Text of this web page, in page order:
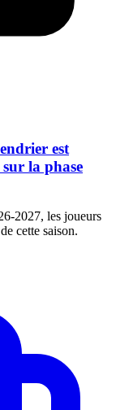
est
la phase
2027, les joueurs
cette saison.